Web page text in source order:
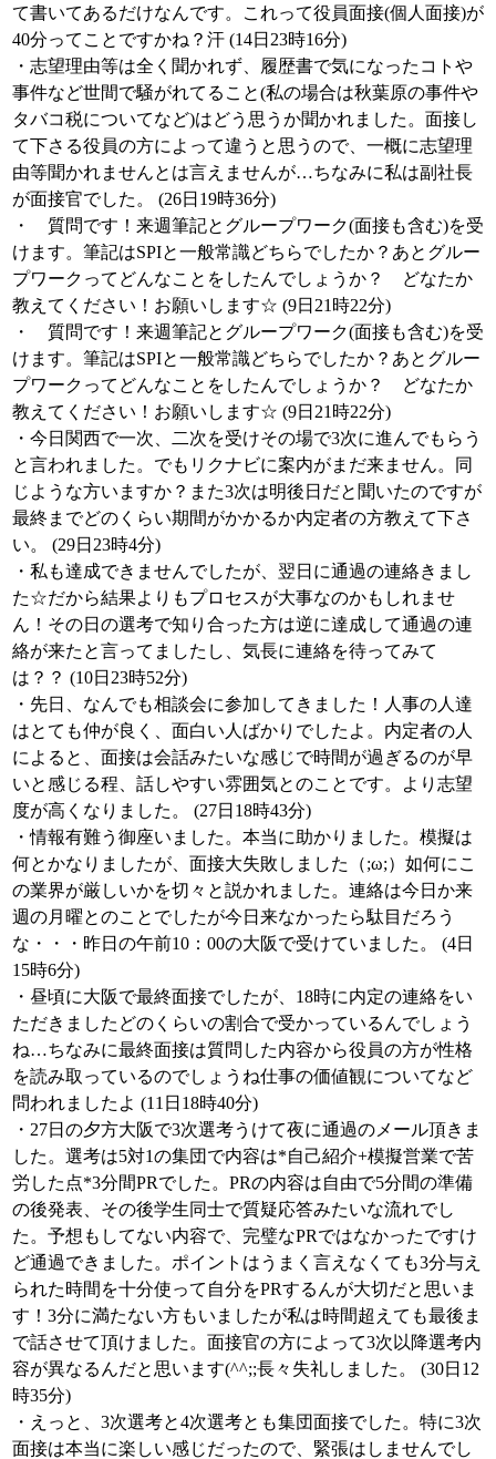
て書いてあるだけなんです。これって役員面接(個人面接)が
40分ってことですかね？汗 (14日23時16分)
・志望理由等は全く聞かれず、履歴書で気になったコトや
事件など世間で騒がれてること(私の場合は秋葉原の事件や
タバコ税についてなど)はどう思うか聞かれました。面接し
て下さる役員の方によって違うと思うので、一概に志望理
由等聞かれませんとは言えませんが…ちなみに私は副社長
が面接官でした。 (26日19時36分)
・ 質問です！来週筆記とグループワーク(面接も含む)を受
けます。筆記はSPIと一般常識どちらでしたか？あとグルー
プワークってどんなことをしたんでしょうか？ どなたか
教えてください！お願いします☆ (9日21時22分)
・ 質問です！来週筆記とグループワーク(面接も含む)を受
けます。筆記はSPIと一般常識どちらでしたか？あとグルー
プワークってどんなことをしたんでしょうか？ どなたか
教えてください！お願いします☆ (9日21時22分)
・今日関西で一次、二次を受けその場で3次に進んでもらう
と言われました。でもリクナビに案内がまだ来ません。同
じような方いますか？また3次は明後日だと聞いたのですが
最終までどのくらい期間がかかるか内定者の方教えて下さ
い。 (29日23時4分)
・私も達成できませんでしたが、翌日に通過の連絡きまし
た☆だから結果よりもプロセスが大事なのかもしれませ
ん！その日の選考で知り合った方は逆に達成して通過の連
絡が来たと言ってましたし、気長に連絡を待ってみて
は？？ (10日23時52分)
・先日、なんでも相談会に参加してきました！人事の人達
はとても仲が良く、面白い人ばかりでしたよ。内定者の人
によると、面接は会話みたいな感じで時間が過ぎるのが早
いと感じる程、話しやすい雰囲気とのことです。より志望
度が高くなりました。 (27日18時43分)
・情報有難う御座いました。本当に助かりました。模擬は
何とかなりましたが、面接大失敗しました（;ω;）如何にこ
の業界が厳しいかを切々と説かれました。連絡は今日か来
週の月曜とのことでしたが今日来なかったら駄目だろう
な・・・昨日の午前10：00の大阪で受けていました。 (4日
15時6分)
・昼頃に大阪で最終面接でしたが、18時に内定の連絡をい
ただきましたどのくらいの割合で受かっているんでしょう
ね…ちなみに最終面接は質問した内容から役員の方が性格
を読み取っているのでしょうね仕事の価値観についてなど
問われましたよ (11日18時40分)
・27日の夕方大阪で3次選考うけて夜に通過のメール頂きま
した。選考は5対1の集団で内容は*自己紹介+模擬営業で苦
労した点*3分間PRでした。PRの内容は自由で5分間の準備
の後発表、その後学生同士で質疑応答みたいな流れでし
た。予想もしてない内容で、完璧なPRではなかったですけ
ど通過できました。ポイントはうまく言えなくても3分与え
られた時間を十分使って自分をPRするんが大切だと思いま
す！3分に満たない方もいましたが私は時間超えても最後ま
で話させて頂けました。面接官の方によって3次以降選考内
容が異なるんだと思います(^^;;長々失礼しました。 (30日12
時35分)
・えっと、3次選考と4次選考とも集団面接でした。特に3次
面接は本当に楽しい感じだったので、緊張はしませんでし